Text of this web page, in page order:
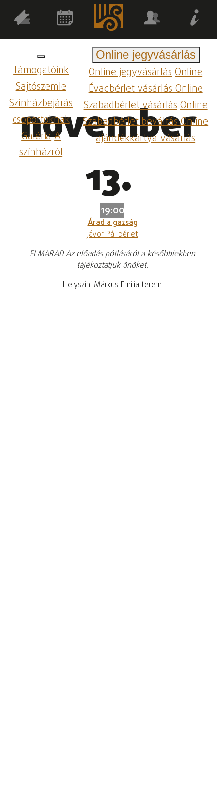
Támogatóink
Sajtószemle
Színházbejárás
csoportoknak
GalériaA
színházról
Online jegyvásárlás
Online jegyvásárlásOnline
Évadbérlet vásárlásOnline
Szabadbérlet vásárlásOnline
Szabadbérlet beváltásOnline
ajándékkártya vásárlás
november
13.
19:00
Árad a gazság
Jávor Pál bérlet
ELMARAD Az előadás pótlásáról a későbbiekben
tájékoztatjuk önöket.
Helyszín: Márkus Emília terem